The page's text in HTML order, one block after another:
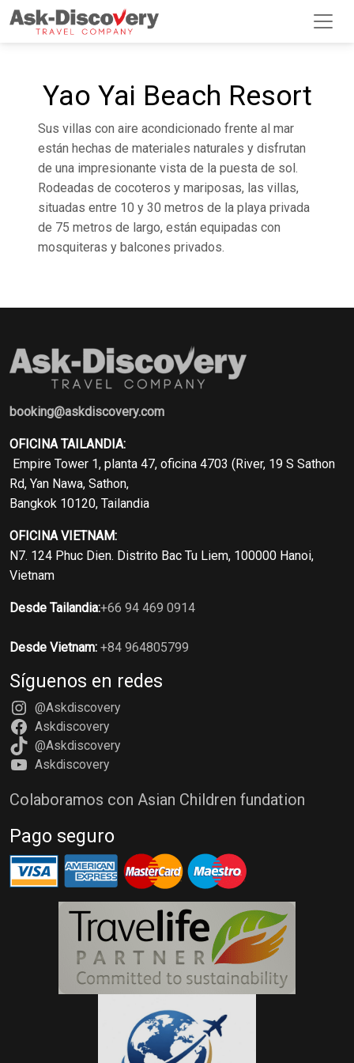
Yao Yai Beach Resort
Sus villas con aire acondicionado frente al mar
están hechas de materiales naturales y disfrutan
de una impresionante vista de la puesta de sol.
Rodeadas de cocoteros y mariposas, las villas,
situadas entre 10 y 30 metros de la playa privada
de 75 metros de largo, están equipadas con
mosquiteras y balcones privados.
booking@askdiscovery.com
OFICINA TAILANDIA:
Empire Tower 1, planta 47, oficina 4703 (River, 19 S Sathon
Rd, Yan Nawa, Sathon,
Bangkok 10120, Tailandia
OFICINA VIETNAM:
N7. 124 Phuc Dien. Distrito Bac Tu Liem, 100000 Hanoi,
Vietnam
Desde Tailandia:+66 94 469 0914
Desde Vietnam: +84 964805799
Síguenos en redes
@Askdiscovery
Askdiscovery
@Askdiscovery
Askdiscovery
Colaboramos con Asian Children fundation
Pago seguro